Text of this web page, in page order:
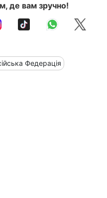
де вам зручно!
Федерація